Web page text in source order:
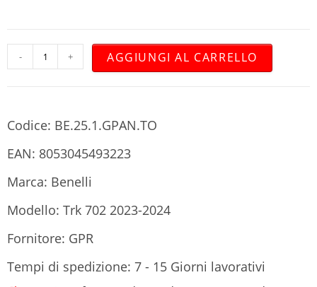
- + AGGIUNGI AL CARRELLO
Codice: BE.25.1.GPAN.TO
EAN: 8053045493223
Marca: Benelli
Modello: Trk 702 2023-2024
Fornitore: GPR
Tempi di spedizione: 7 - 15 Giorni lavorativi